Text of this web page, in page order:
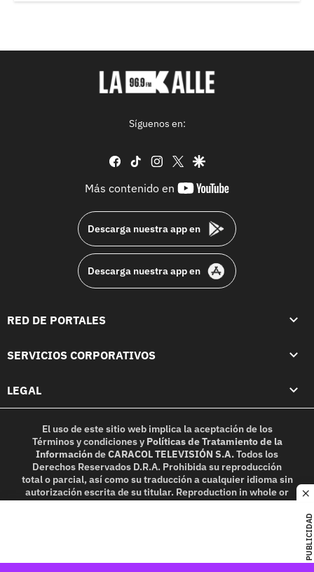
PUBLICIDAD
Síguenos en:
facebook
tiktok instagram
twittergoogle
Más contenido en
youtube-
Descarga nuestra app en
Descarga nuestra app en
RED DE PORTALES
SERVICIOS CORPORATIVOS
LEGAL
El uso de este sitio web implica la aceptación de los
Términos y condicionesy Políticas de Tratamiento de la
InformacióndeCARACOL TELEVISIÓN S.A.Todos los
Derechos Reservados D.R.A. Prohibida su reproducción
total o parcial, así como su traducción a cualquier idioma sin
autorización escrita de su titular. Reproduction in whole or
in part, or translation without written permission is